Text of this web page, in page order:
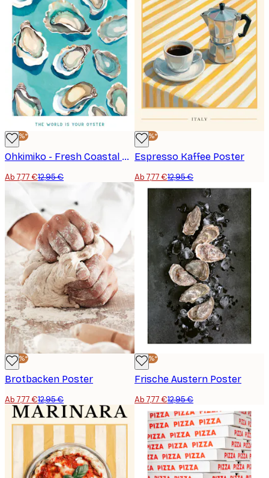
-40%*
Ohkimiko - Fresh Coastal Oysters Poster
Ab 7,77 €12,95 €
-40%*
Espresso Kaffee Poster
Ab 7,77 €12,95 €
-40%*
Brotbacken Poster
Ab 7,77 €12,95 €
-40%*
Frische Austern Poster
Ab 7,77 €12,95 €